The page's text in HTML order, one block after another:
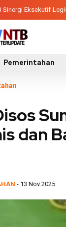
Sinergi Eksekutif-
Pemerintahan
dan
- 13 Nov 2025